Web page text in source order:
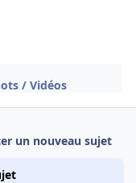
/ Vidéos
un nouveau sujet